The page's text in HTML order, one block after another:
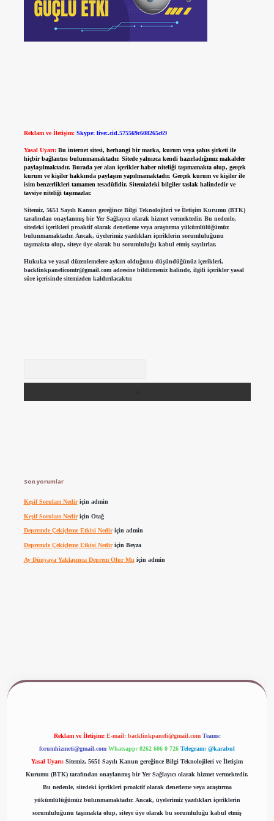
Reklam ve İletişim: Skype: live:.cid.575569c608265c69
Yasal Uyarı: Bu internet sitesi, herhangi bir marka, kurum veya şahıs şirketi ile
hiçbir bağlantısı bulunmamaktadır. Sitede yalnızca kendi hazırladığımız makaleler
paylaşılmaktadır. Burada yer alan içerikler haber niteliği taşımamakta olup, gerçek
kurum ve kişiler hakkında paylaşım yapılmamaktadır. Gerçek kurum ve kişiler ile
isim benzerlikleri tamamen tesadüfidir. Sitemizdeki bilgiler taslak halindedir ve
tavsiye niteliği taşımazlar.
Sitemiz, 5651 Sayılı Kanun gereğince Bilgi Teknolojileri ve İletişim Kurumu (BTK)
tarafından onaylanmış bir Yer Sağlayıcı olarak hizmet vermektedir. Bu nedenle,
sitedeki içerikleri proaktif olarak denetleme veya araştırma yükümlülüğümüz
bulunmamaktadır. Ancak, üyelerimiz yazdıkları içeriklerin sorumluluğunu
taşımakta olup, siteye üye olarak bu sorumluluğu kabul etmiş sayılırlar.
Hukuka ve yasal düzenlemelere aykırı olduğunu düşündüğünüz içerikleri,
backlinkpanelicomtr@gmail.comadresine bildirmeniz halinde, ilgili içerikler yasal
süre içerisinde sitemizden kaldırılacaktır.
Son yorumlar
Keşif Soruları Nediriçin admin
Keşif Soruları Nediriçin Otağ
Depremde Çekiçleme Etkisi Nediriçin admin
Depremde Çekiçleme Etkisi Nediriçin Beyza
Ay Dünyaya Yaklaşınca Deprem Olur Mu için admin
Reklam ve İletişim: E-mail: backlinkpaneli@gmail.com Teams:
forumhizmeti@gmail.com Whatsapp: 0262 606 0 726 Telegram: @karabul
Yasal Uyarı: Sitemiz, 5651 Sayılı Kanun gereğince Bilgi Teknolojileri ve İletişim
Kurumu (BTK) tarafından onaylanmış bir Yer Sağlayıcı olarak hizmet vermektedir.
Bu nedenle, sitedeki içerikleri proaktif olarak denetleme veya araştırma
yükümlülüğümüz bulunmamaktadır. Ancak, üyelerimiz yazdıkları içeriklerin
sorumluluğunu taşımakta olup, siteye üye olarak bu sorumluluğu kabul etmiş